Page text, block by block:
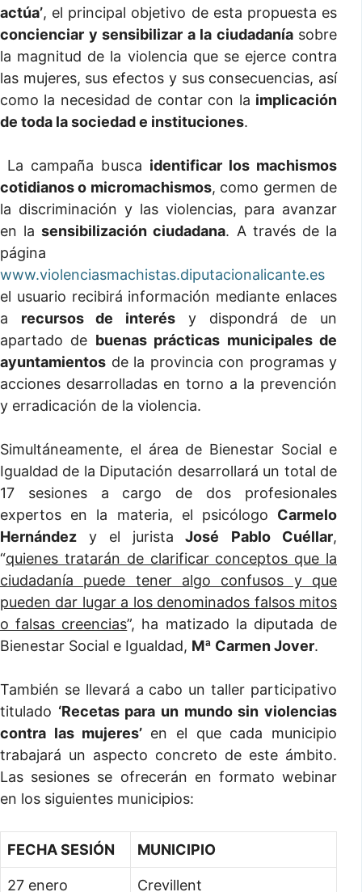
actúa’, el principal objetivo de esta propuesta es
concienciar y sensibilizar a la ciudadaníasobre
la magnitud de la violencia que se ejerce contra
las mujeres, sus efectos y sus consecuencias, así
como la necesidad de contar con la implicación
de toda la sociedad e instituciones.
La campaña busca identificar los machismos
cotidianos o micromachismos, como germen de
la discriminación y las violencias, para avanzar
en lasensibilización ciudadana. A través de la
página
www.violenciasmachistas.diputacionalicante.es
el usuario recibirá información mediante enlaces
a recursos de interés y dispondrá de un
apartado de buenas prácticas municipales de
ayuntamientos de la provincia con programas y
acciones desarrolladas en torno a la prevención
y erradicación de la violencia.
Simultáneamente, el área de Bienestar Social e
Igualdad de la Diputación desarrollará un total de
17 sesiones a cargo de dos profesionales
expertos en la materia, el psicólogo Carmelo
Hernández y el juristaJosé Pablo Cuéllar,
“quienes tratarán de clarificar conceptos que la
ciudadanía puede tener algo confusos y que
pueden dar lugar a los denominados falsos mitos
o falsas creencias”, ha matizado la diputada de
Bienestar Social e Igualdad, Mª Carmen Jover.
También se llevará a cabo un taller participativo
titulado ‘Recetas para un mundo sin violencias
contra las mujeres’ en el que cada municipio
trabajará un aspecto concreto de este ámbito.
Las sesiones se ofrecerán en formato webinar
en los siguientes municipios:
FECHA SESIÓN MUNICIPIO
27 enero Crevillent